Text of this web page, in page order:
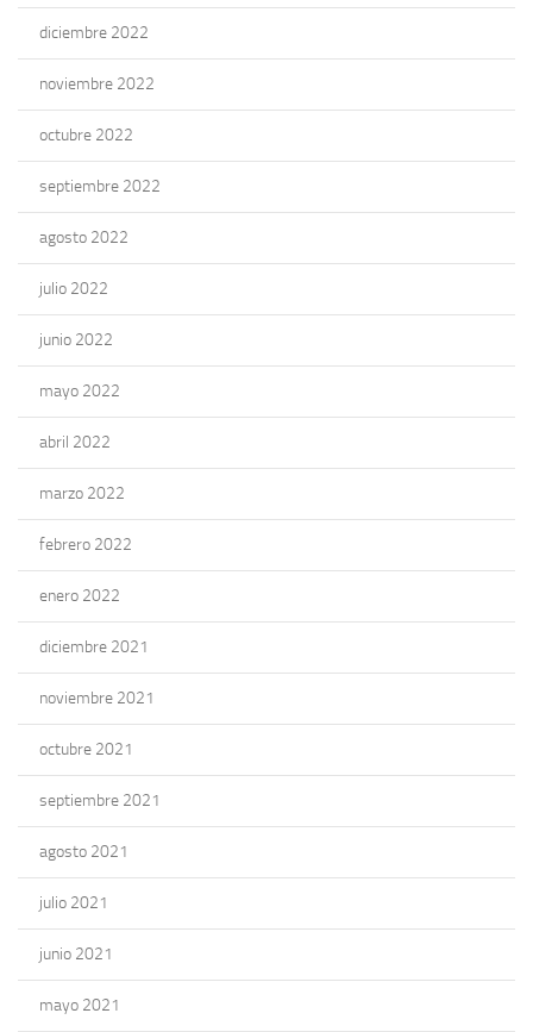
diciembre 2022
noviembre 2022
octubre 2022
septiembre 2022
agosto 2022
julio 2022
junio 2022
mayo 2022
abril 2022
marzo 2022
febrero 2022
enero 2022
diciembre 2021
noviembre 2021
octubre 2021
septiembre 2021
agosto 2021
julio 2021
junio 2021
mayo 2021